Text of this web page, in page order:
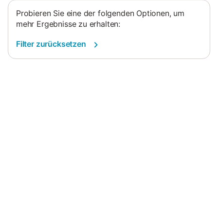
Probieren Sie eine der folgenden Optionen, um
mehr Ergebnisse zu erhalten:
Filter zurücksetzen